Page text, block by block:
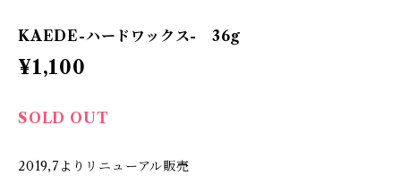
KAEDE-ハードワックス- 36g
¥1,100
SOLD OUT
2019,7よりリニューアル販売